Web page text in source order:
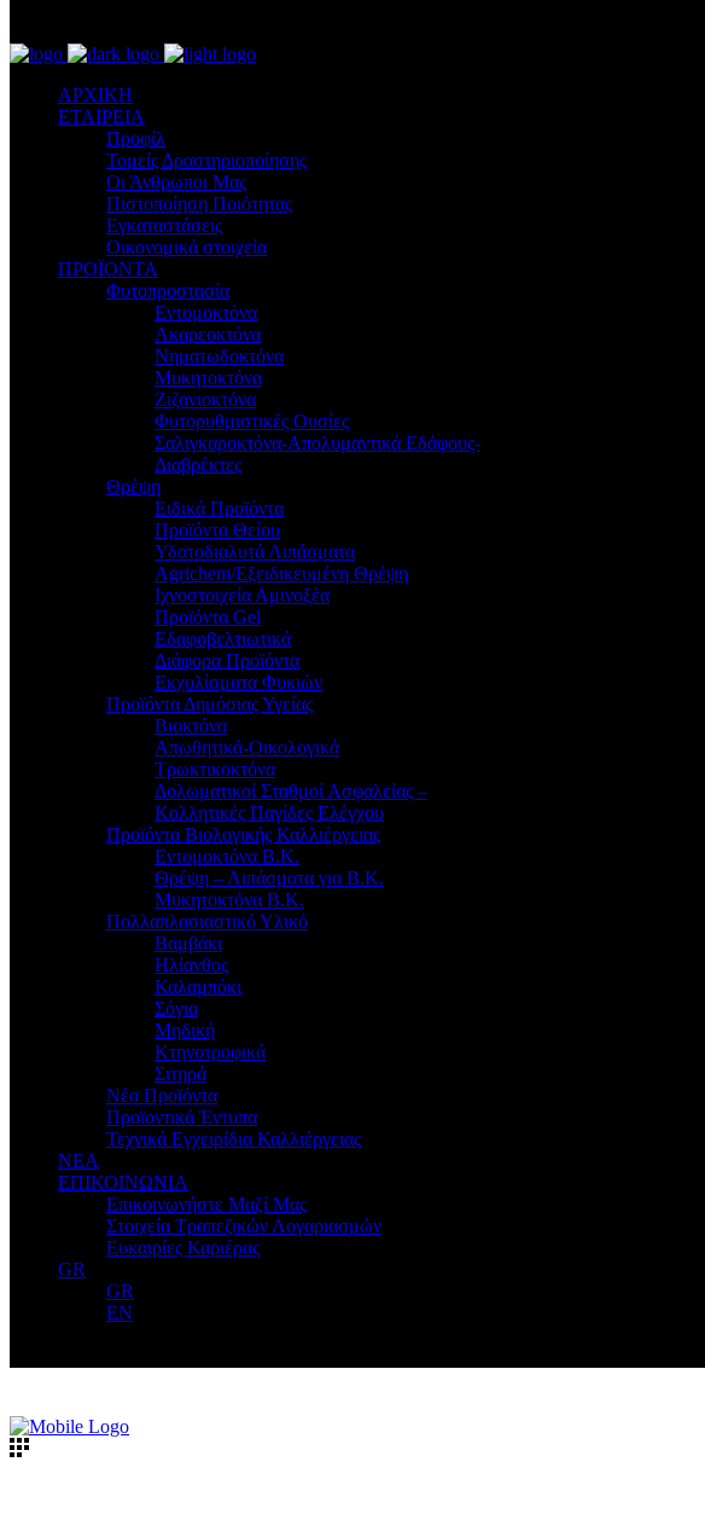
ΑΡΧΙΚΗ
ΕΤΑΙΡΕΙΑ
Προφίλ
Τομείς Δραστηριοποίησης
Οι Άνθρωποι Μας
Πιστοποίηση Ποιότητας
Εγκαταστάσεις
Οικονομικά στοιχεία
ΠΡΟΪΟΝΤΑ
Φυτοπροστασία
Εντομοκτόνα
Ακαρεοκτόνα
Νηματωδοκτόνα
Μυκητοκτόνα
Ζιζανιοκτόνα
Φυτορυθμιστικές Ουσίες
Σαλιγκαροκτόνα-Απολυμαντικά Εδάφους-
Διαβρέκτες
Θρέψη
Ειδικά Προϊόντα
Προϊόντα Θείου
Υδατοδιαλυτά Λιπάσματα
Agrichem/Εξειδικευμένη Θρέψη
Ιχνοστοιχεία Αμινοξέα
Προϊόντα Gel
Εδαφοβελτιωτικά
Διάφορα Προϊόντα
Εκχυλίσματα Φυκιών
Προϊόντα Δημόσιας Υγείας
Βιοκτόνα
Απωθητικά-Οικολογικά
Τρωκτικοκτόνα
Δολωματικοί Σταθμοί Ασφαλείας –
Κολλητικές Παγίδες Ελέγχου
Προϊόντα Βιολογικής Καλλιέργειας
Εντομοκτόνα Β.Κ.
Θρέψη – Λιπάσματα για Β.Κ.
Μυκητοκτόνα Β.Κ.
Πολλαπλασιαστικό Υλικό
Βαμβάκι
Ηλίανθος
Καλαμπόκι
Σόγια
Μηδική
Κτηνοτροφικά
Σιτηρά
Νέα Προϊόντα
Προϊοντικά Έντυπα
Τεχνικά Εγχειρίδια Καλλιέργειας
ΝΕΑ
ΕΠΙΚΟΙΝΩΝΙΑ
Επικοινωνήστε Μαζί Μας
Στοιχεία Τραπεζικών Λογαριασμών
Ευκαιρίες Καριέρας
GR
GR
EN